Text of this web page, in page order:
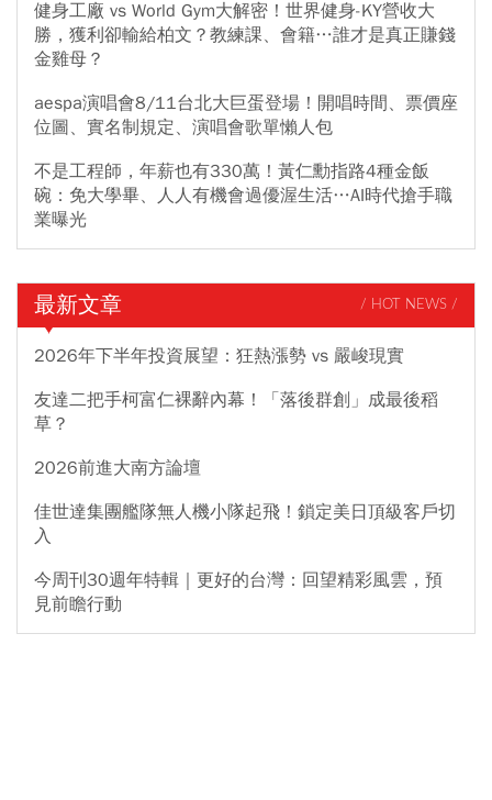
健身工廠 vs World Gym大解密！世界健身-KY營收大
勝，獲利卻輸給柏文？教練課、會籍…誰才是真正賺錢
金雞母？
aespa演唱會8/11台北大巨蛋登場！開唱時間、票價座
位圖、實名制規定、演唱會歌單懶人包
不是工程師，年薪也有330萬！黃仁勳指路4種金飯
碗：免大學畢、人人有機會過優渥生活…AI時代搶手職
業曝光
最新文章 / HOT NEWS /
2026年下半年投資展望：狂熱漲勢 vs 嚴峻現實
友達二把手柯富仁裸辭內幕！「落後群創」成最後稻
草？
2026前進大南方論壇
佳世達集團艦隊無人機小隊起飛！鎖定美日頂級客戶切
入
今周刊30週年特輯｜更好的台灣：回望精彩風雲，預
見前瞻行動